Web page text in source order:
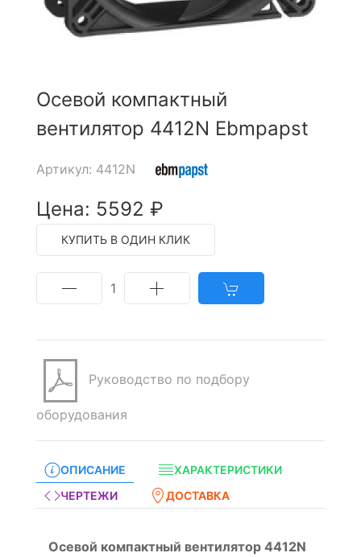
Осевой компактный
вентилятор 4412N Ebmpapst
Артикул: 4412N
Цена: 5592 ₽
КУПИТЬ В ОДИН КЛИК
1
Руководство по подбору
оборудования
ОПИСАНИЕ
ХАРАКТЕРИСТИКИ
ЧЕРТЕЖИ
ДОСТАВКА
Осевой компактный вентилятор 4412N